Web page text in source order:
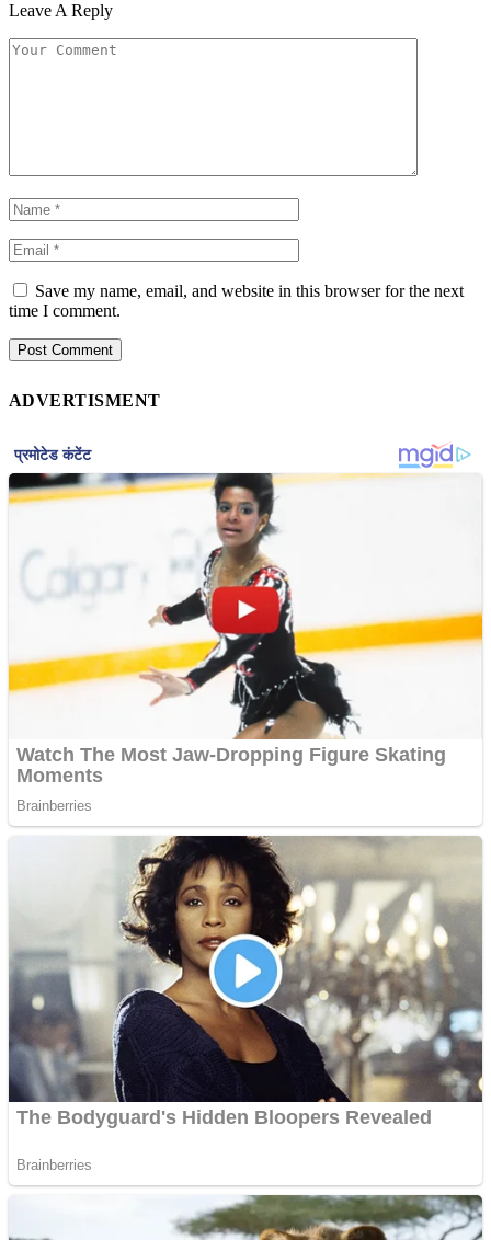
Leave A Reply
Save my name, email, and website in this browser for the next
time I comment.
ADVERTISMENT